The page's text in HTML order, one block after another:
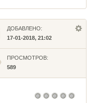
ДОБАВЛЕНО:
17-01-2018, 21:02
ПРОСМОТРОВ:
589